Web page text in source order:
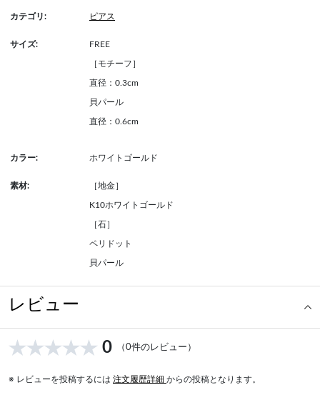
カテゴリ: ピアス
サイズ: FREE
［モチーフ］
直径：0.3cm
貝パール
直径：0.6cm
カラー: ホワイトゴールド
素材: ［地金］
K10ホワイトゴールド
［石］
ペリドット
貝パール
レビュー
0 （0件のレビュー）
※ レビューを投稿するには 注文履歴詳細 からの投稿となります。